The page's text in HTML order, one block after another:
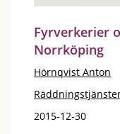
Fyrverkerier
Norrköping
Hörnqvist Anton
2015-12-30